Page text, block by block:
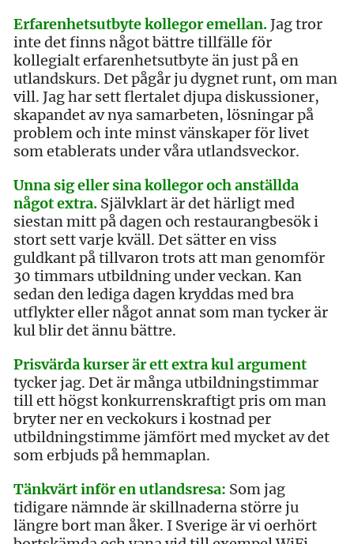
Erfarenhetsutbyte kollegor emellan.Jag tror
inte det finns något bättre tillfälle för
kollegialt erfarenhetsutbyte än just på en
utlandskurs. Det pågår ju dygnet runt, om man
vill. Jag har sett flertalet djupa diskussioner,
skapandet av nya samarbeten, lösningar på
problem och inte minst vänskaper för livet
som etablerats under våra utlandsveckor.
Unna sig eller sina kollegor och anställda
något extra. Självklart är det härligt med
siestan mitt på dagen och restaurangbesök i
stort sett varje kväll. Det sätter en viss
guldkant på tillvaron trots att man genomför
30 timmars utbildning under veckan. Kan
sedan den lediga dagen kryddas med bra
utflykter eller något annat som man tycker är
kul blir det ännu bättre.
Prisvärda kurser är ett extra kul argument
tycker jag. Det är många utbildningstimmar
till ett högst konkurrenskraftigt pris om man
bryter ner en veckokurs i kostnad per
utbildningstimme jämfört med mycket av det
som erbjuds på hemmaplan.
Tänkvärt inför en utlandsresa: Som jag
tidigare nämnde är skillnaderna större ju
längre bort man åker. I Sverige är vi oerhört